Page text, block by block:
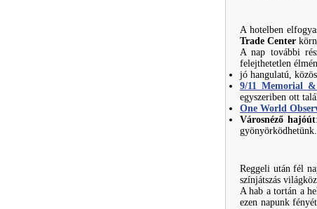
A hotelben
Trade Center
A nap további
felejthetetlen
jó hangulatú,
9/11 Memorial
egyszeriben ott
One World
Városnéző hajóút
gyönyörködhetünk.
Reggeli után fél
színjátszás
A hab a tortán a
ezen napunk